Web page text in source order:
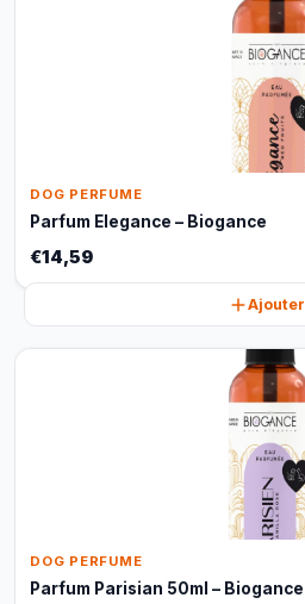
DOG PERFUME
Parfum Elegance – Biogance
€14,59
Ajouter
DOG PERFUME
Parfum Parisian 50ml – Biogance